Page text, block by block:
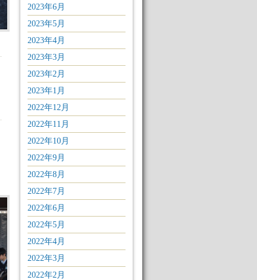
2023年6月
2023年5月
2023年4月
2023年3月
2023年2月
2023年1月
2022年12月
2022年11月
2022年10月
2022年9月
2022年8月
2022年7月
2022年6月
2022年5月
2022年4月
2022年3月
2022年2月